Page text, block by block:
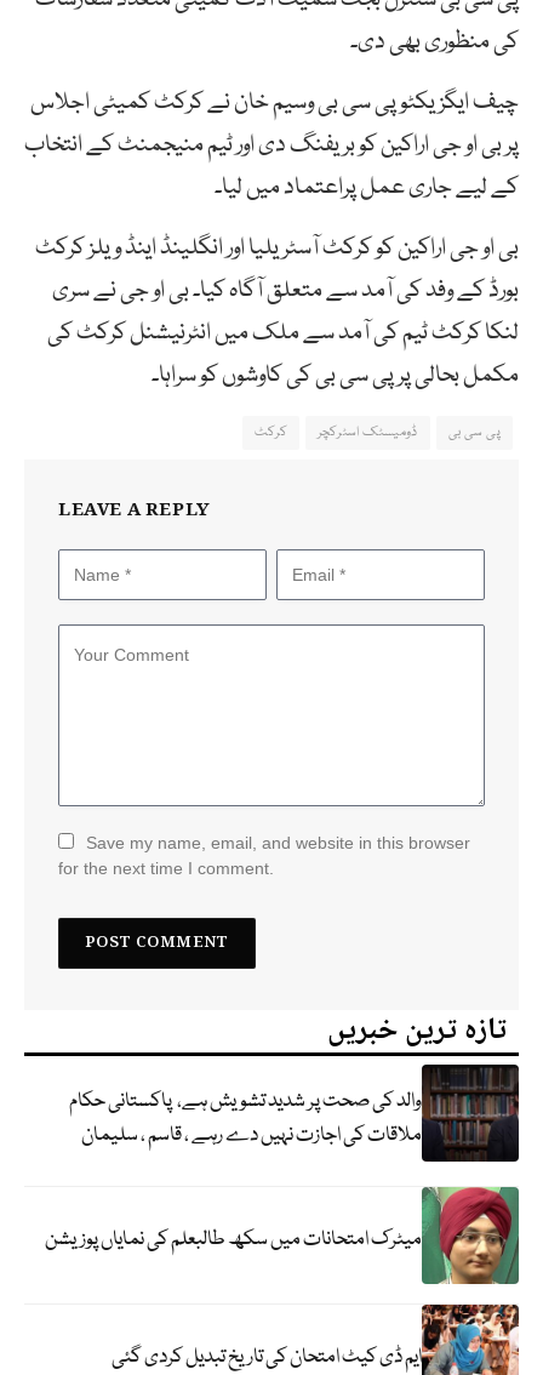
کی منظوری بھی دی۔
چیف ایگزیکٹو پی سی بی وسیم خان نے کرکٹ کمیٹی اجلاس
پر بی او جی اراکین کو بریفنگ دی اور ٹیم منیجمنٹ کے انتخاب
کے لیے جاری عمل پراعتماد میں لیا۔
بی او جی اراکین کو کرکٹ آسٹریلیا اور انگلینڈ اینڈ ویلز کرکٹ
بورڈ کے وفد کی آمد سے متعلق آگاہ کیا۔ بی او جی نے سری
لنکا کرکٹ ٹیم کی آمد سے ملک میں انٹرنیشنل کرکٹ کی
مکمل بحالی پر پی سی بی کی کاوشوں کو سراہا۔
پی سی بی ڈومیسٹک اسٹرکچر کرکٹ
LEAVE A REPLY
Save my name, email, and website in this browser
for the next time I comment.
تازہ ترین خبریں
والد کی صحت پر شدید تشویش ہے، پاکستانی حکام
ملاقات کی اجازت نہیں دے رہے ، قاسم ، سلیمان
میٹرک امتحانات میں سکھ طالبعلم کی نمایاں پوزیشن
ایم ڈی کیٹ امتحان کی تاریخ تبدیل کردی گئی